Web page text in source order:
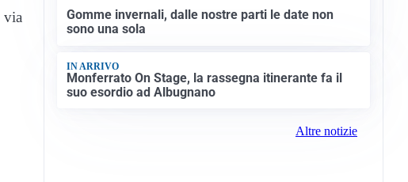
via
Gomme invernali, dalle nostre parti le date non
sono una sola
IN ARRIVO
Monferrato On Stage, la rassegna itinerante fa il
suo esordio ad Albugnano
Altre notizie